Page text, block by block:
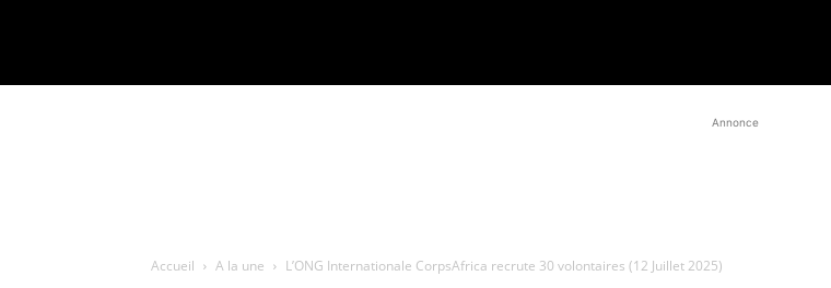
Annonce
Accueil A la une L’ONG Internationale CorpsAfrica recrute 30 volontaires (12 Juillet 2025)